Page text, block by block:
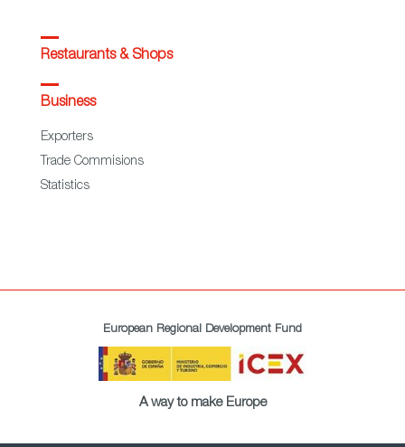
Restaurants & Shops
Business
Exporters
Trade Commisions
Statistics
European Regional Development Fund
A way to make Europe